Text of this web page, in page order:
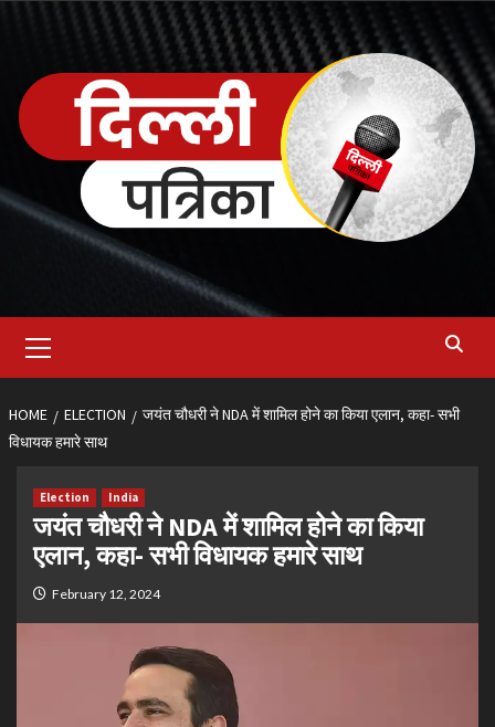
content
Menu
HOME ELECTION
जयंत चौधरी ने NDA में शामिल होने का किया एलान, कहा- सभी
विधायक हमारे साथ
Election India
जयंत चौधरी ने NDA में शामिल होने का किया
एलान, कहा- सभी विधायक हमारे साथ
February 12, 2024